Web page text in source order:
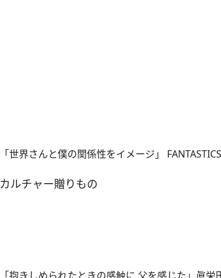
「世界さんと僕の関係性をイメージ」
カルチャー贈りもの